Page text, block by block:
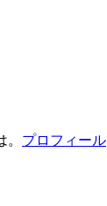
プロフィール